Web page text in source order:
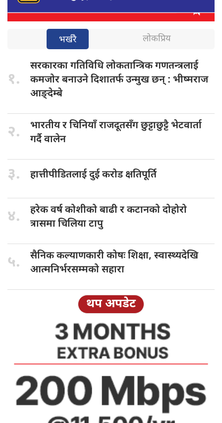
भर्खरै लोकप्रिय
१.
सरकारका गतिविधिलोकतान्त्रिक गणतन्त्रलाई
कमजोर बनाउने दिशातर्फ उन्मुख छन् : भीष्मराज
आङ्देम्बे
२. भारतीय रचिनियाँ राजदूतसँग छुट्टाछुट्टै भेटवार्ता
गर्दै वालेन
३. हात्तीपीडितलाई दुईकरोड क्षतिपूर्ति
४. हरेक वर्षकोशीको बाढी र कटानको दोहोरो
त्रासमा चिलिया टापु
५. सैनिक कल्याणकारीकोषः शिक्षा, स्वास्थ्यदेखि
आत्मनिर्भरसम्मको सहारा
थप अपडेट